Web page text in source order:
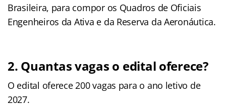
Brasileira, para compor os Quadros de Oficiais
Engenheiros da Ativa e da Reserva da Aeronáutica.
2. Quantas vagas o edital oferece?
O edital oferece 200 vagas para o ano letivo de
2027.